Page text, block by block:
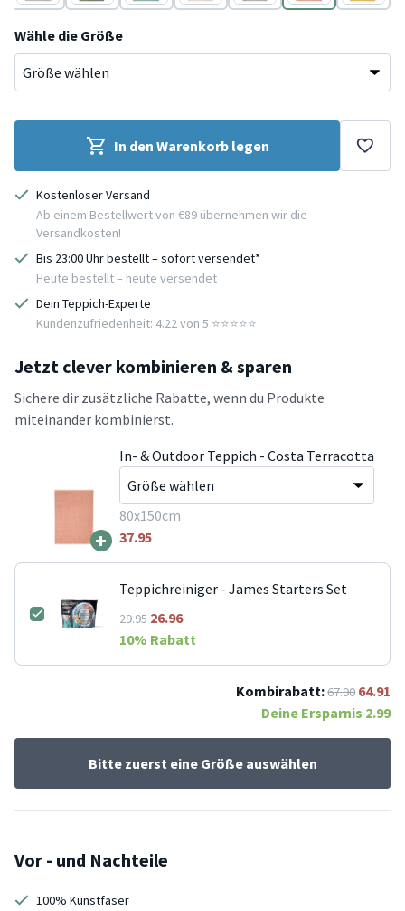
Taupe Grün Türkis Beige Grau TerracottaGelb
Wähle die Größe
In den Warenkorb legen
Kostenloser Versand
Ab einem Bestellwert von €89 übernehmen wir die
Versandkosten!
Bis 23:00 Uhr bestellt – sofort versendet*
Heute bestellt – heute versendet
Dein Teppich-Experte
Kundenzufriedenheit: 4.22 von 5 ⭐️⭐️⭐️⭐️⭐️
Jetzt clever kombinieren & sparen
Sichere dir zusätzliche Rabatte, wenn du Produkte
miteinander kombinierst.
+
In- & Outdoor Teppich - Costa Terracotta
80x150cm
37.95
Teppichreiniger - James Starters Set
29.9526.96
10% Rabatt
Kombirabatt:67.90 64.91
Deine Ersparnis 2.99
Bitte zuerst eine Größe auswählen
Vor - und Nachteile
100% Kunstfaser